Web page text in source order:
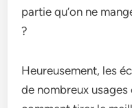
partie qu’on ne
?
Heure­usement, les
de­ nombreux